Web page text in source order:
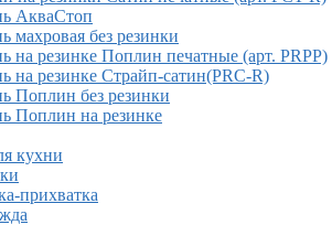
АкваСтоп
махровая без резинки
на резинке Поплин печатные (арт. PRPP)
на резинке Страйп-сатин(PRC-R)
Поплин без резинки
Поплин на резинке
кухни
прихватка